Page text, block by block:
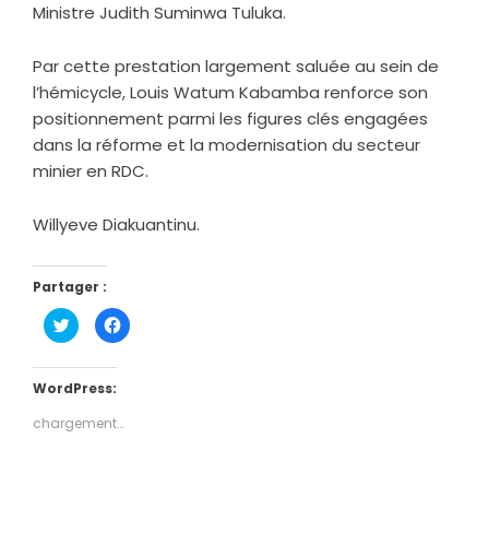
Ministre Judith Suminwa Tuluka.
Par cette prestation largement saluée au sein de
l’hémicycle, Louis Watum Kabamba renforce son
positionnement parmi les figures clés engagées
dans la réforme et la modernisation du secteur
minier en RDC.
Willyeve Diakuantinu.
Partager :
Cliquez
pour
partager
Twitter(ouvre
dans
fenêtre)
Cliquez
pour
fenêtre)
WordPress:
chargement…